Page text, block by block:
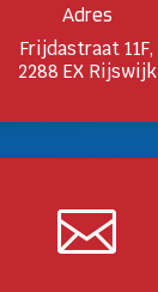
Adres
Frijdastraat 11F,
2288 EX Rijswijk
